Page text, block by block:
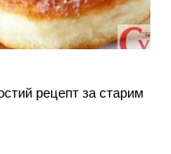
рецепт за старим